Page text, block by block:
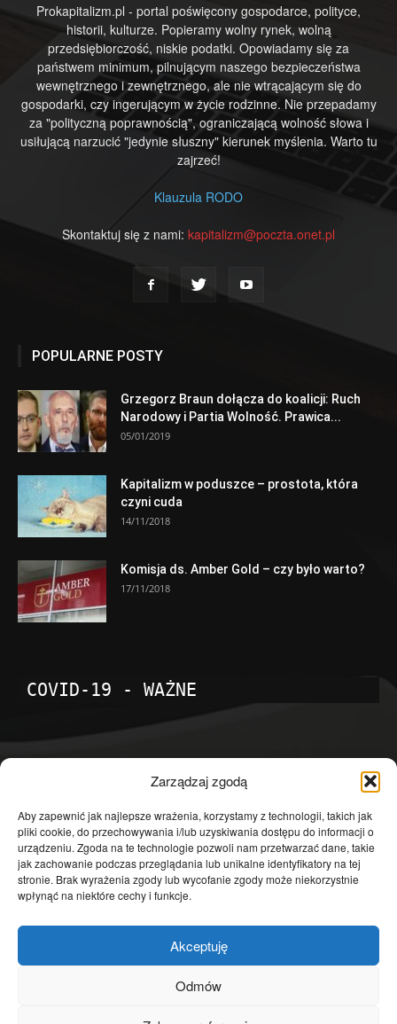
Zarządzaj zgodą
Aby zapewnić jak najlepsze wrażenia, korzystamy z technologii, takich jak
pliki cookie, do przechowywania i/lub uzyskiwania dostępu do informacji o
urządzeniu. Zgoda na te technologie pozwoli nam przetwarzać dane, takie
jak zachowanie podczas przeglądania lub unikalne identyfikatory na tej
stronie. Brak wyrażenia zgody lub wycofanie zgody może niekorzystnie
wpłynąć na niektóre cechy i funkcje.
Akceptuję
Odmów
Prokapitalizm.pl - portal poświęcony gospodarce, polityce,
historii, kulturze. Popieramy wolny rynek, wolną
przedsiębiorczość, niskie podatki. Opowiadamy się za
państwem minimum, pilnującym naszego bezpieczeństwa
wewnętrznego i zewnętrznego, ale nie wtrącającym się do
gospodarki, czy ingerującym w życie rodzinne. Nie przepadamy
za "polityczną poprawnością", ograniczającą wolność słowa i
usiłującą narzucić "jedynie słuszny" kierunek myślenia. Warto tu
zajrzeć!
Klauzula RODO
Skontaktuj się z nami: kapitalizm@poczta.onet.pl
POPULARNE POSTY
Grzegorz Braun dołącza do koalicji: Ruch
Narodowy i Partia Wolność. Prawica...
05/01/2019
Kapitalizm w poduszce – prostota, która
czyni cuda
14/11/2018
Komisja ds. Amber Gold – czy było warto?
17/11/2018
COVID-19 - WAŻNE
Temat dnia
4601
Publicystyka
4363
Polityka
3639
Polska
Społeczeństwo
2823